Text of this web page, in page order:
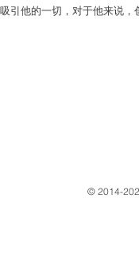
引他的一切，对于他来说
​© 2014-